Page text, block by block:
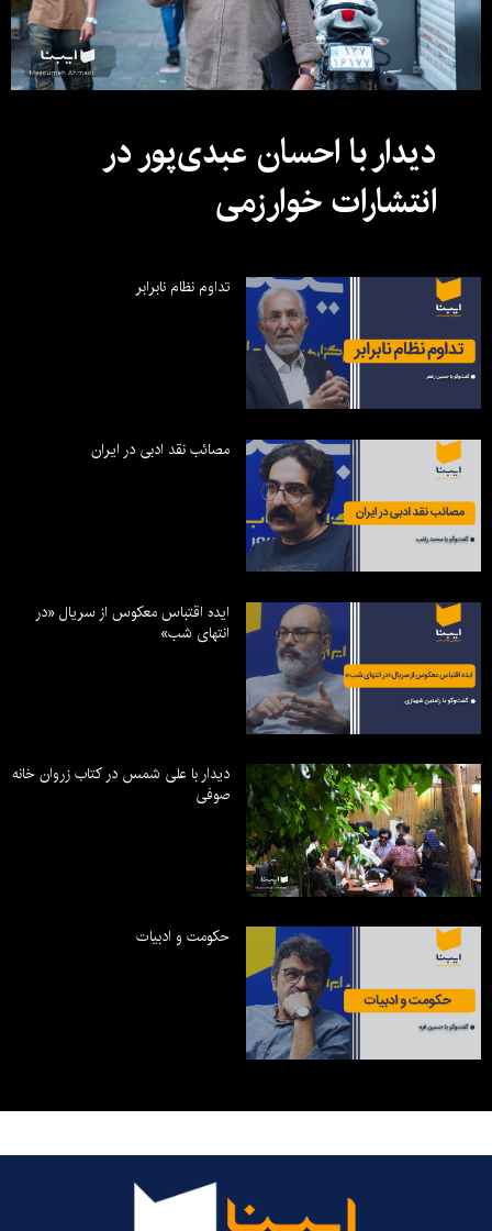
دیدار با احسان عبدی‌پور در
انتشارات خوارزمی
تداوم نظام نابرابر
مصائب نقد ادبی در ایران
ایده اقتباس معکوس از سریال «در
انتهای شب»
دیدار با علی شمس در کتاب زروان خانه
صوفی
حکومت و ادبیات